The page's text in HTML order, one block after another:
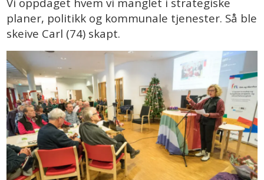
Vi oppdaget hvem vi manglet i strategiske
planer, politikk og kommunale tjenester. Så ble
skeive Carl (74) skapt.